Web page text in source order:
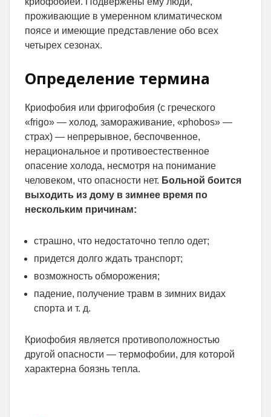
проживающие в умеренном климатическом
поясе и имеющие представление обо всех
четырех сезонах.
Определение термина
Криофобия или фригофобия (с греческого
«frigo» — холод, замораживание, «phobos» —
страх) — непрерывное, беспочвенное,
нерациональное и противоестественное
опасение холода, несмотря на понимание
человеком, что опасности нет. Больной боится
выходить из дому в зимнее время по
нескольким причинам:
страшно, что недостаточно тепло одет;
придется долго ждать транспорт;
возможность обморожения;
падение, получение травм в зимних видах
спорта и т. д.
Криофобия является противоположностью
другой опасности — термофобии, для которой
характерна боязнь тепла.